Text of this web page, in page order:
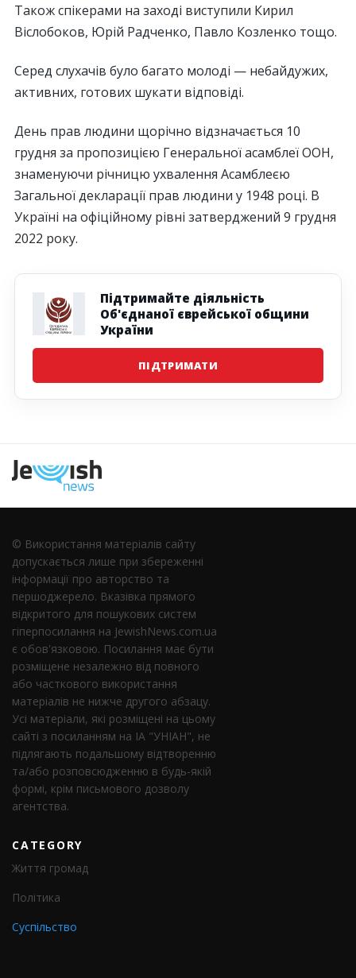
Також спікерами на заході виступили Кирил
Віслобоков, Юрій Радченко, Павло Козленко тощо.
Серед слухачів було багато молоді — небайдужих,
активних, готових шукати відповіді.
День прав людини щорічно відзначається 10
грудня за пропозицією Генеральної асамблеї ООН,
знаменуючи річницю ухвалення Асамблеєю
Загальної декларації прав людини у 1948 році. В
Україні на офіційному рівні затверджений 9 грудня
2022 року.
Підтримайте діяльність
Об'єднаної єврейської общини
України
ПІДТРИМАТИ
© Використання матеріалів сайту
допускається лише при збереженні
інформації про авторство та
першоджерело. Вказівка ​​прямого
відкритого для пошукових систем
гіперпосилання на JewishNews.com.ua
є обов'язковою. Посилання має бути
розміщене незалежно від повного
або часткового використання
матеріалів не нижче другого абзацу.
Усі матеріали, які розміщені на цьому
сайті з посиланням на ІА "УНІАН", не
підлягають подальшому відтворенню
та/або розповсюдженню в будь-якій
формі, крім письмового дозволу
агентства.
CATEGORY
Життя громад
Політика
Суспільство